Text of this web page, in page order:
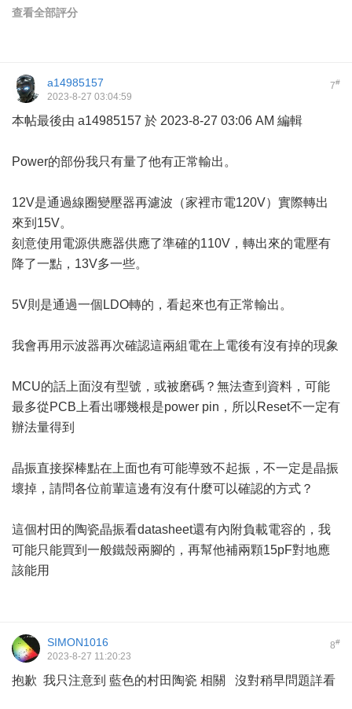
查看全部評分
7#
a14985157
2023-8-27 03:04:59
本帖最後由 a14985157 於 2023-8-27 03:06 AM 編輯
Power的部份我只有量了他有正常輸出。
12V是通過線圈變壓器再濾波（家裡市電120V）實際轉出
來到15V。
刻意使用電源供應器供應了準確的110V，轉出來的電壓有
降了一點，13V多一些。
5V則是通過一個LDO轉的，看起來也有正常輸出。
我會再用示波器再次確認這兩組電在上電後有沒有掉的現象
MCU的話上面沒有型號，或被磨碼？無法查到資料，可能
最多從PCB上看出哪幾根是power pin，所以Reset不一定有
辦法量得到
晶振直接探棒點在上面也有可能導致不起振，不一定是晶振
壞掉，請問各位前輩這邊有沒有什麼可以確認的方式？
這個村田的陶瓷晶振看datasheet還有內附負載電容的，我
可能只能買到一般鐵殼兩腳的，再幫他補兩顆15pF對地應
該能用
8#
SIMON1016
2023-8-27 11:20:23
抱歉 我只注意到 藍色的村田陶瓷 相關 沒對稍早問題詳看